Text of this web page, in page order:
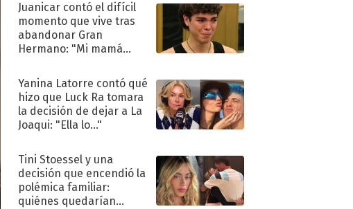
Juanicar contó el difícil
momento que vive tras
abandonar Gran
Hermano: "Mi mamá
Yanina Latorre contó qué
hizo que Luck Ra tomara
la decisión de dejar a La
Joaqui: "Ella lo..."
Tini Stoessel y una
decisión que encendió la
polémica familiar:
quiénes quedarían